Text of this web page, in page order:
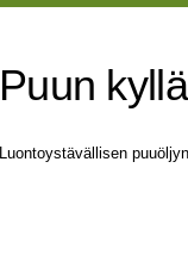
Puun
Luontoystävällisen